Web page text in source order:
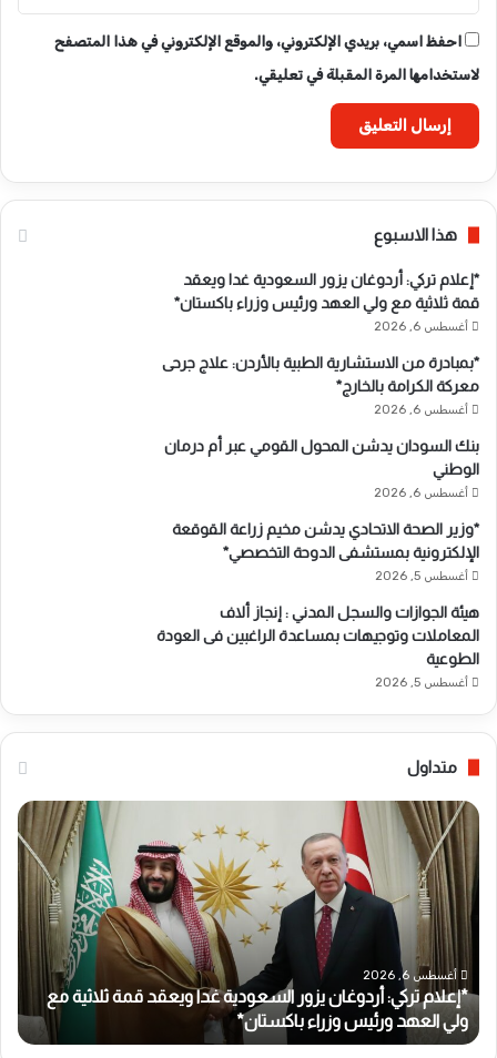
احفظ اسمي، بريدي الإلكتروني، والموقع الإلكتروني في هذا المتصفح
لاستخدامها المرة المقبلة في تعليقي.
هذا الاسبوع
*إعلام تركي: أردوغان يزور السعودية غدا ويعقد
قمة ثلاثية مع ولي العهد ورئيس وزراء باكستان*
أغسطس 6, 2026
*بمبادرة من الاستشارية الطبية بالأردن: علاج جرحى
معركة الكرامة بالخارج*
أغسطس 6, 2026
بنك السودان يدشن المحول القومي عبر أم درمان
الوطني
أغسطس 6, 2026
*وزير الصحة الاتحادي يدشن مخيم زراعة القوقعة
الإلكترونية بمستشفى الدوحة التخصصي*
أغسطس 5, 2026
هيئة الجوازات والسجل المدني : إنجاز ألاف
المعاملات وتوجيهات بمساعدة الراغبين فى العودة
الطوعية
أغسطس 5, 2026
متداول
*
إ
ع
ل
ك
أغسطس 6, 2026
*إعلام تركي: أردوغان يزور السعودية غدا ويعقد قمة ثلاثية مع
ولي العهد ورئيس وزراء باكستان*